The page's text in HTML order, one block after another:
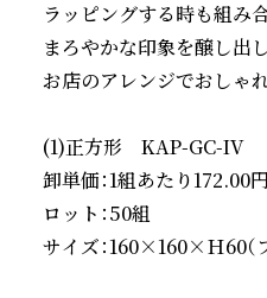
ラッピングする時も組み
まろやかな印象を醸し出し
お店のアレンジでおしゃ
(1)正方形　KAP-GC-IV
卸単価：1組あたり172.00円
ロット：50組
サイズ：160×160×Ｈ60（